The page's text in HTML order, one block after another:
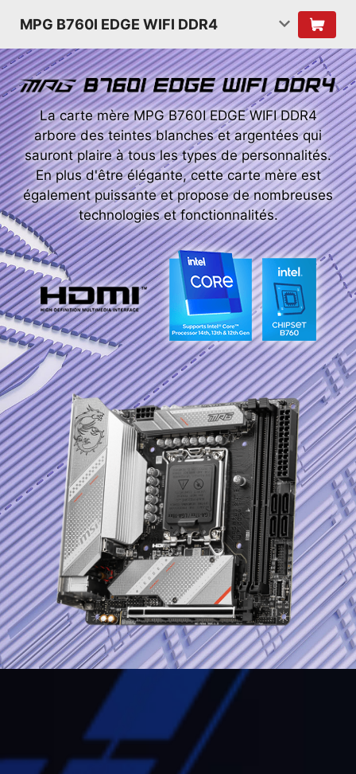
MPG B760I EDGE WIFI DDR4
La carte mère MPG B760I EDGE WIFI DDR4
arbore des teintes blanches et argentées qui
sauront plaire à tous les types de personnalités.
En plus d'être élégante, cette carte mère est
également puissante et propose de nombreuses
technologies et fonctionnalités.